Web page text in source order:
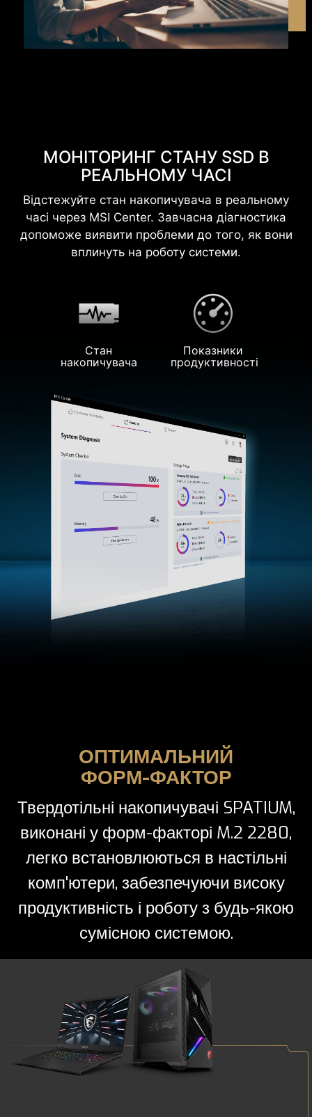
МОНІТОРИНГ СТАНУ SSD В
РЕАЛЬНОМУ ЧАСІ
Відстежуйте стан накопичувача в реальному
часі через MSI Center. Завчасна діагностика
допоможе виявити проблеми до того, як вони
вплинуть на роботу системи.
Стан
накопичувача
Показники
продуктивності
ОПТИМАЛЬНИЙ
ФОРМ-ФАКТОР
Твердотільні накопичувачі SPATIUM,
виконані у форм-факторі M.2 2280,
легко встановлюються в настільні
комп'ютери, забезпечуючи високу
продуктивність і роботу з будь-якою
сумісною системою.